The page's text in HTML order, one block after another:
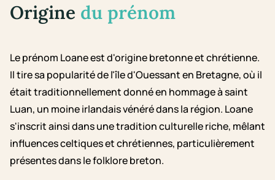
Origine du prénom
Le prénom Loane est d'origine bretonne et chrétienne.
Il tire sa popularité de l'île d'Ouessant en Bretagne, où il
était traditionnellement donné en hommage à saint
Luan, un moine irlandais vénéré dans la région. Loane
s'inscrit ainsi dans une tradition culturelle riche, mêlant
influences celtiques et chrétiennes, particulièrement
présentes dans le folklore breton.